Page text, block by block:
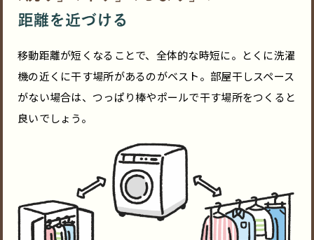
移動距離が短くなることで、全体的な時短に。とくに洗濯
機の近くに干す場所があるのがベスト。部屋干しスペース
がない場合は、つっぱり棒やポールで干す場所をつくると
良いでしょう。